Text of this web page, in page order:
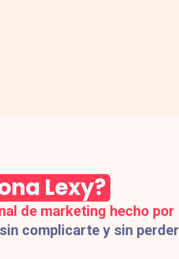
Lexy?
de marketing hecho por
complicarte y sin perder